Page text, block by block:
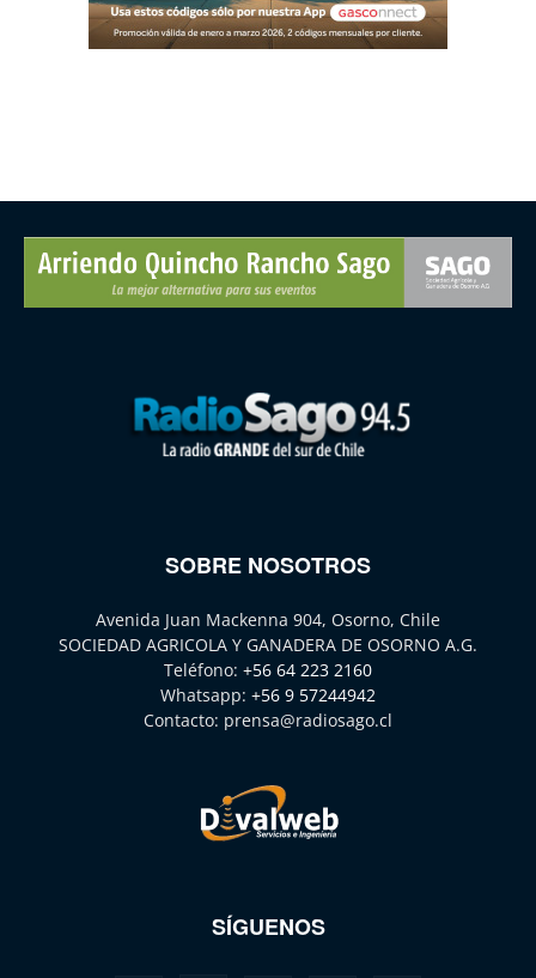
SOBRE NOSOTROS
Avenida Juan Mackenna 904, Osorno, Chile
SOCIEDAD AGRICOLA Y GANADERA DE OSORNO A.G.
Teléfono: +56 64 223 2160
Whatsapp: +56 9 57244942
Contacto: prensa@radiosago.cl
SÍGUENOS